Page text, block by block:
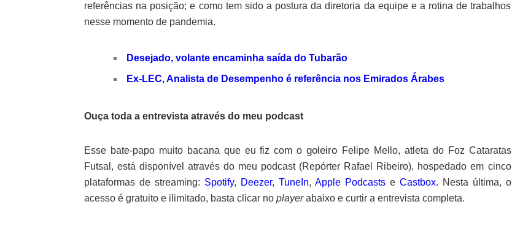
referências na posição; e como tem sido a postura da diretoria da equipe e a rotina de trabalhos
nesse momento de pandemia.
Desejado, volante encaminha saída do Tubarão
Ex-LEC, Analista de Desempenho é referência nos Emirados Árabes
Ouça toda a entrevista através do meu podcast
Esse bate-papo muito bacana que eu fiz com ogoleiro Felipe Mello, atleta do Foz Cataratas
Futsal, está disponível através do meu podcast (Repórter Rafael Ribeiro), hospedado em cinco
plataformas de streaming: Spotify, Deezer, TuneIn, Apple Podcastse Castbox. Nesta última, o
acesso é gratuito e ilimitado, basta clicar no playerabaixo e curtir a entrevista completa.